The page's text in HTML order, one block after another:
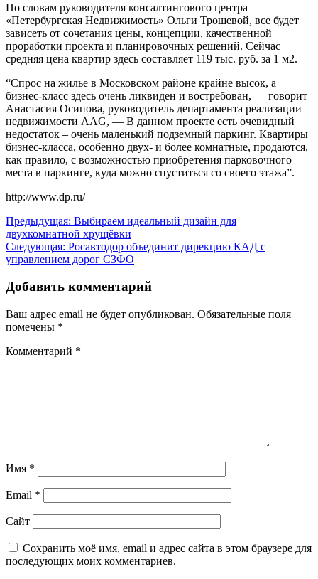
По словам руководителя консалтингового центра
«Петербургская Недвижимость» Ольги Трошевой, все будет
зависеть от сочетания цены, концепции, качественной
проработки проекта и планировочных решений. Сейчас
средняя цена квартир здесь составляет 119 тыс. руб. за 1 м2.
“Спрос на жилье в Московском районе крайне высок, а
бизнес-класс здесь очень ликвиден и востребован, — говорит
Анастасия Осипова, руководитель департамента реализации
недвижимости AAG, — В данном проекте есть очевидный
недостаток – очень маленький подземный паркинг. Квартиры
бизнес-класса, особенно двух- и более комнатные, продаются,
как правило, с возможностью приобретения парковочного
места в паркинге, куда можно спуститься со своего этажа”.
http://www.dp.ru/
Навигация
по
записям
Предыдущая: Выбираем идеальный дизайн для
двухкомнатной хрущёвки
Следующая: Росавтодор объединит дирекцию КАД с
управлением дорог СЗФО
Добавить комментарий
Ваш адрес email не будет опубликован. Обязательные поля
помечены *
Комментарий *
Имя *
Email *
Сайт
Сохранить моё имя, email и адрес сайта в этом браузере для
последующих моих комментариев.